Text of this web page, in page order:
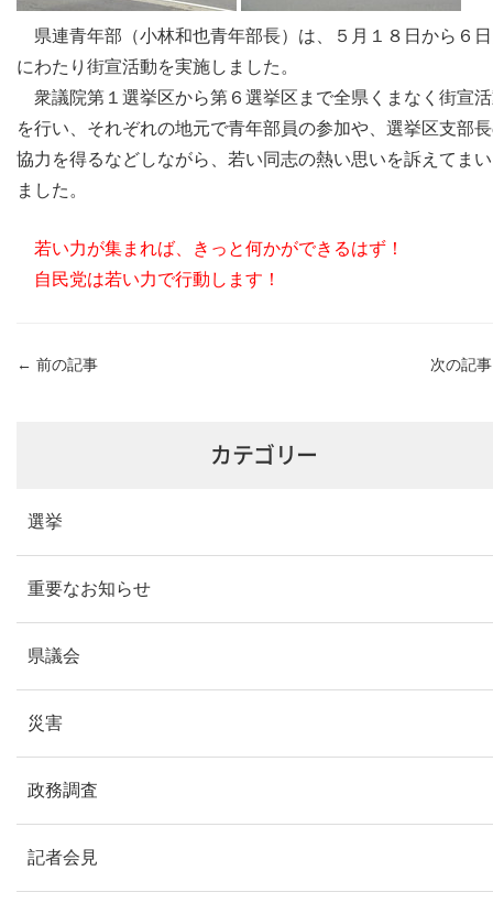
県連青年部（小林和也青年部長）は、５月１８日から６
にわたり街宣活動を実施しました。
衆議院第１選挙区から第６選挙区まで全県くまなく街宣
を行い、それぞれの地元で青年部員の参加や、選挙区支部
協力を得るなどしながら、若い同志の熱い思いを訴えてま
ました。
若い力が集まれば、きっと何かができるはず！
自民党は若い力で行動します！
← 前の記事 次の記
カテゴリー
選挙
重要なお知らせ
県議会
災害
政務調査
記者会見